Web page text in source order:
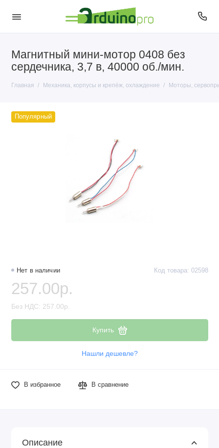
Магнитный мини-мотор 0408 без
сердечника, 3,7 в, 40000 об./мин.
Главная Механика, корпусы и крепёж, охлаждение Моторы,
Корпусы и крепёж
Моторы, сервоприводы и помпы
Популярный
Нет в наличии Код товара: 02598
257.00р.
Без НДС: 257.00р.
Купить
Нашли дешевле?
В избранное В сравнение
Описание